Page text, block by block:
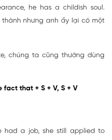
he has a childish soul.
nhưng anh ấy lại có một
chúng ta cũng thường dùng
that + S + V, S + V
had a job, she still applied to